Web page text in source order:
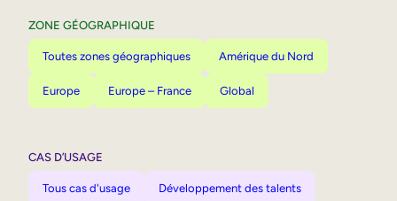
ZONE GÉOGRAPHIQUE
Toutes zones géographiques Amérique du Nord
Europe Europe – France Global
CAS D’USAGE
Tous cas d'usage Développement des talents